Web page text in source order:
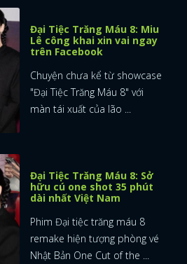
Đại Tiệc Trăng Máu 8: Miu
Lê công khai xin vai ngay
trên Facebook
Chuyện chưa kể từ showcase
"Đại Tiệc Trăng Máu 8" với
màn tái xuất của lão ...
Đại Tiệc Trăng Máu 8: Sở
hữu cú one shot 35 phút
dài nhất Việt Nam
Phim Đại tiệc trăng máu 8
remake hiện tượng phòng vé
Nhật Bản One Cut of the ...